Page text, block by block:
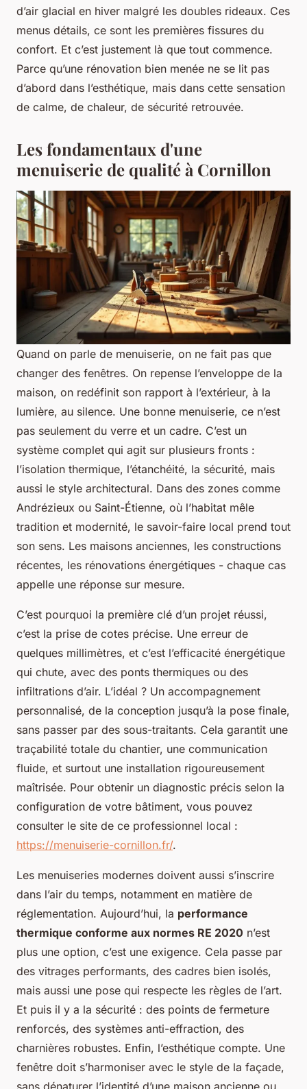
d’air glacial en hiver malgré les doubles rideaux. Ces
menus détails, ce sont les premières fissures du
confort. Et c’est justement là que tout commence.
Parce qu’une rénovation bien menée ne se lit pas
d’abord dans l’esthétique, mais dans cette sensation
de calme, de chaleur, de sécurité retrouvée.
Les fondamentaux d'une
menuiserie de qualité à Cornillon
Quand on parle de menuiserie, on ne fait pas que
changer des fenêtres. On repense l’enveloppe de la
maison, on redéfinit son rapport à l’extérieur, à la
lumière, au silence. Une bonne menuiserie, ce n’est
pas seulement du verre et un cadre. C’est un
système complet qui agit sur plusieurs fronts :
l’isolation thermique, l’étanchéité, la sécurité, mais
aussi le style architectural. Dans des zones comme
Andrézieux ou Saint-Étienne, où l’habitat mêle
tradition et modernité, le savoir-faire local prend tout
son sens. Les maisons anciennes, les constructions
récentes, les rénovations énergétiques - chaque cas
appelle une réponse sur mesure.
C’est pourquoi la première clé d’un projet réussi,
c’est la prise de cotes précise. Une erreur de
quelques millimètres, et c’est l’efficacité énergétique
qui chute, avec des ponts thermiques ou des
infiltrations d’air. L’idéal ? Un accompagnement
personnalisé, de la conception jusqu’à la pose finale,
sans passer par des sous-traitants. Cela garantit une
traçabilité totale du chantier, une communication
fluide, et surtout une installation rigoureusement
maîtrisée. Pour obtenir un diagnostic précis selon la
configuration de votre bâtiment, vous pouvez
consulter le site de ce professionnel local :
https://menuiserie-cornillon.fr/.
Les menuiseries modernes doivent aussi s’inscrire
dans l’air du temps, notamment en matière de
réglementation. Aujourd’hui, la performance
thermique conforme aux normes RE 2020 n’est
plus une option, c’est une exigence. Cela passe par
des vitrages performants, des cadres bien isolés,
mais aussi une pose qui respecte les règles de l’art.
Et puis il y a la sécurité : des points de fermeture
renforcés, des systèmes anti-effraction, des
charnières robustes. Enfin, l’esthétique compte. Une
fenêtre doit s’harmoniser avec le style de la façade,